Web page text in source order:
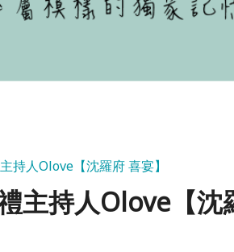
持人Olove【沈羅府 喜宴】
主持人Olove【沈